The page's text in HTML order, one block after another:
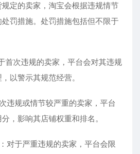
定的卖家，淘宝会根据违规情节
罚措施。处罚措施包括但不限于
首次违规的卖家，平台会对其违规
以警示其规范经营。
违规或情节较严重的卖家，平台
，影响其店铺权重和排名。
对于严重违规的卖家，平台会限